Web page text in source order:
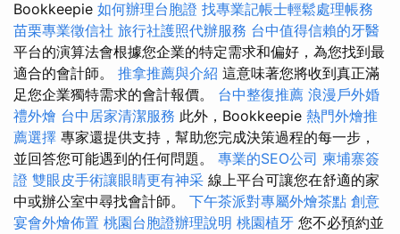
Bookkeepie 如何辦理台胞證 找專業記帳士輕鬆處理帳務
苗栗專業徵信社 旅行社護照代辦服務 台中值得信賴的牙醫
平台的演算法會根據您企業的特定需求和偏好，為您找到最
適合的會計師。 推拿推薦與介紹 這意味著您將收到真正滿
足您企業獨特需求的會計報價。 台中整復推薦 浪漫戶外婚
禮外燴 台中居家清潔服務 此外，Bookkeepie 熱門外燴推
薦選擇 專家還提供支持，幫助您完成決策過程的每一步，
並回答您可能遇到的任何問題。 專業的SEO公司 柬埔寨簽
證 雙眼皮手術讓眼睛更有神采 線上平台可讓您在舒適的家
中或辦公室中尋找會計師。 下午茶派對專屬外燴茶點 創意
宴會外燴佈置 桃園台胞證辦理說明 桃園植牙 您不必預約並